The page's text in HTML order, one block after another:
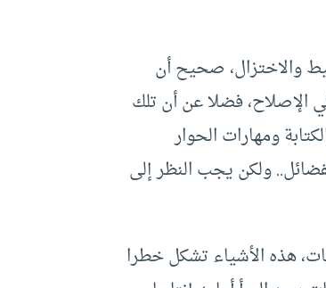
والاختزال، صحيح أن
الإصلاح، فضلا عن أن تلك
ومهارات الحوار
ولكن يجب النظر إلى
هذه الأشياء تشكل خطرا